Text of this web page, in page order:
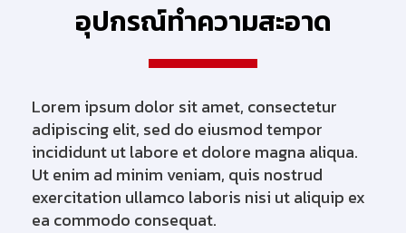
อุปกรณ์ทำความสะอาด
Lorem ipsum dolor sit amet, consectetur
adipiscing elit, sed do eiusmod tempor
incididunt ut labore et dolore magna aliqua.
Ut enim ad minim veniam, quis nostrud
exercitation ullamco laboris nisi ut aliquip ex
ea commodo consequat.